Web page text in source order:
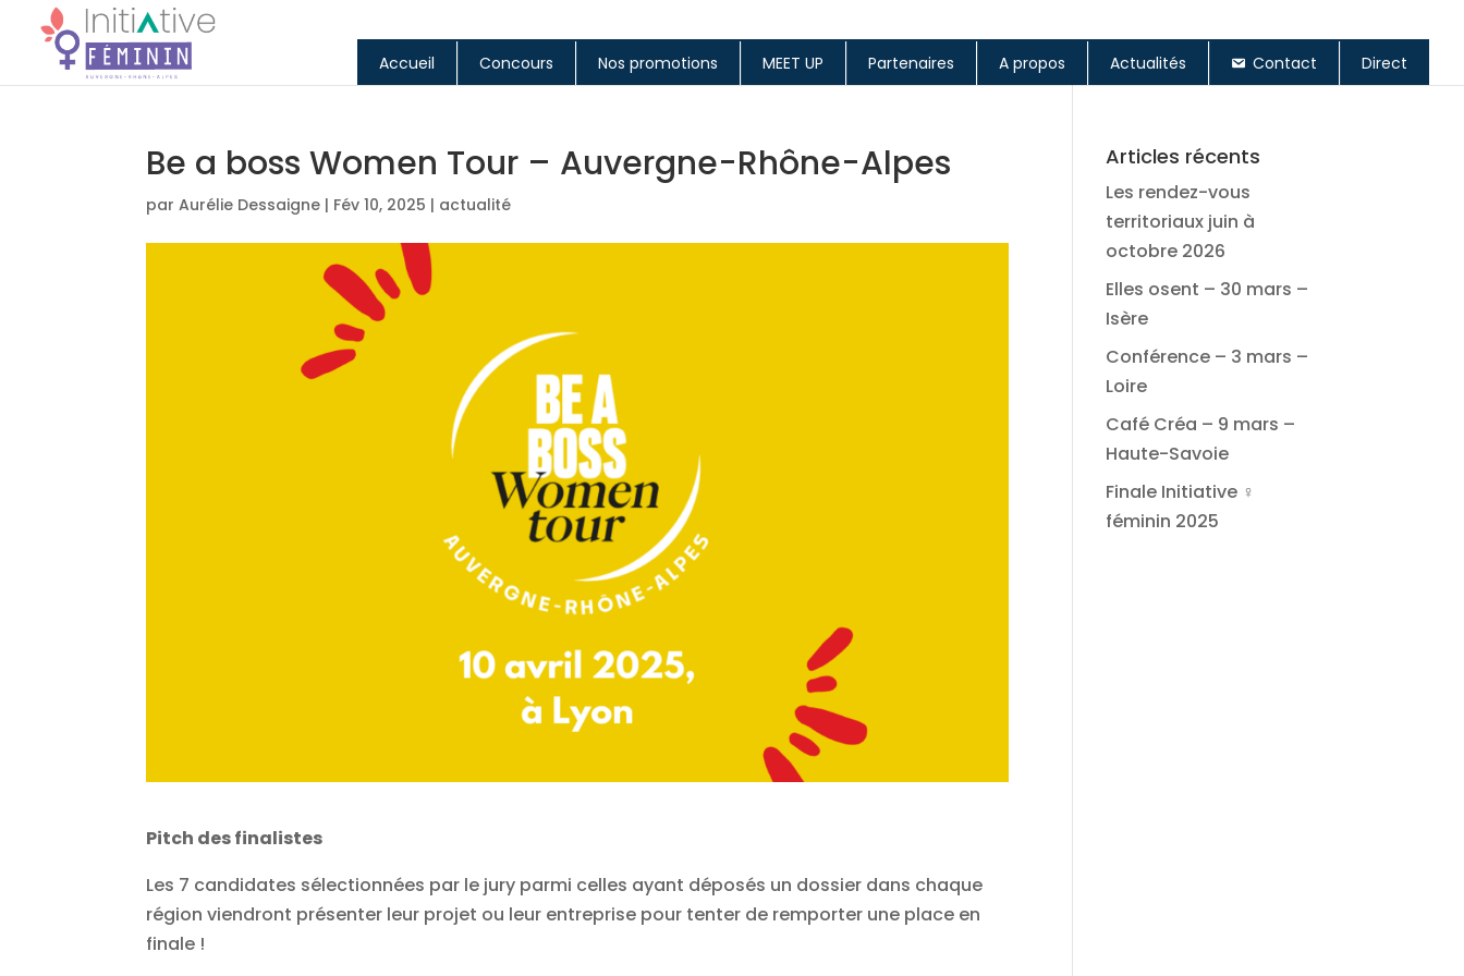
Accueil Concours Nos promotions MEET UP Partenaires A propos Actualités Contact Direct
Be a boss Women Tour – Auvergne-Rhône-Alpes
parAurélie Dessaigne | Fév 10, 2025 | actualité
Pitch des finalistes
Les 7 candidates sélectionnées par le jury parmi celles ayant déposés un dossier dans chaque
région viendront présenter leur projet ou leur entreprise pour tenter de remporter une place en
finale !
Articles récents
Les rendez-vous
territoriaux juin à
octobre 2026
Elles osent – 30 mars –
Isère
Conférence – 3 mars –
Loire
Café Créa – 9 mars –
Haute-Savoie
Finale Initiative ♀
féminin 2025